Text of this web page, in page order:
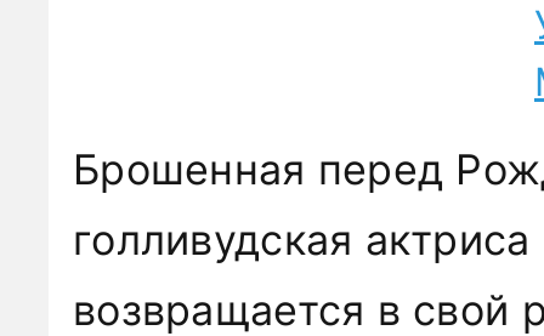
Брошенная перед
голливудская
возвращается в свой